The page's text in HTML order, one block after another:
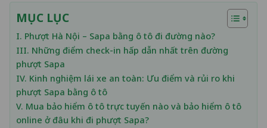
MỤC LỤC
I. Phượt Hà Nội – Sapa bằng ô tô đi đường nào?
III. Những điểm check-in hấp dẫn nhất trên đường
phượt Sapa
IV. Kinh nghiệm lái xe an toàn: Ưu điểm và rủi ro khi
phượt Sapa bằng ô tô
V. Mua bảo hiểm ô tô trực tuyến nào và bảo hiểm ô tô
online ở đâu khi đi phượt Sapa?